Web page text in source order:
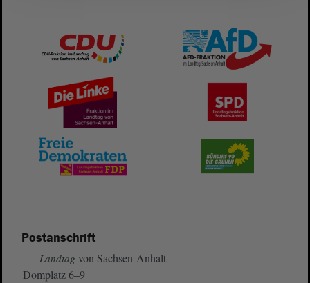
Postanschrift
Landtag von Sachsen-Anhalt
Domplatz 6–9